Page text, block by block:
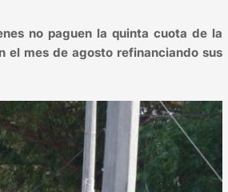
no paguen la quinta cuota de la
el mes de agosto refinanciando sus